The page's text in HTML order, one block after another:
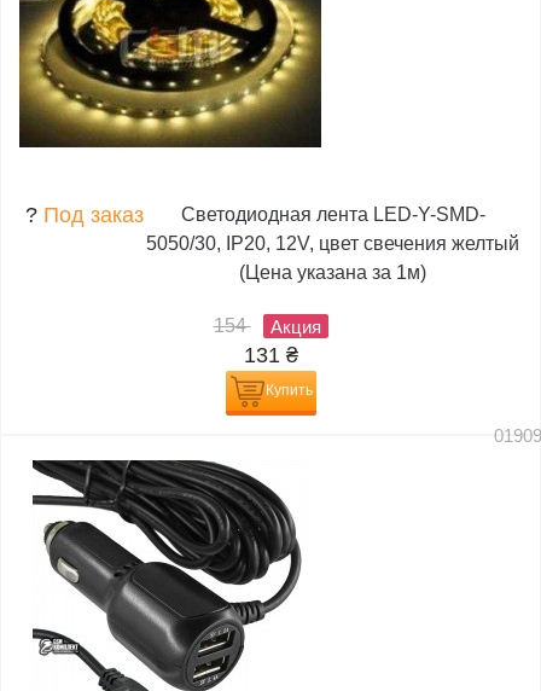
? Под заказ
Светодиодная лента LED-Y-SMD-
5050/30, IP20, 12V, цвет свечения желтый
(Цена указана за 1м)
154 Акция
131 ₴
Купить